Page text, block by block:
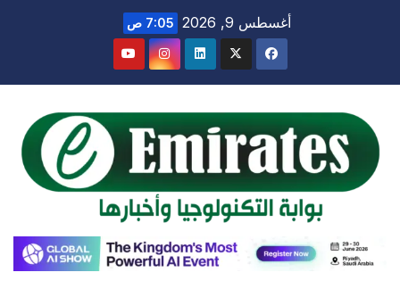
أغسطس 9, 2026 7:05 ص